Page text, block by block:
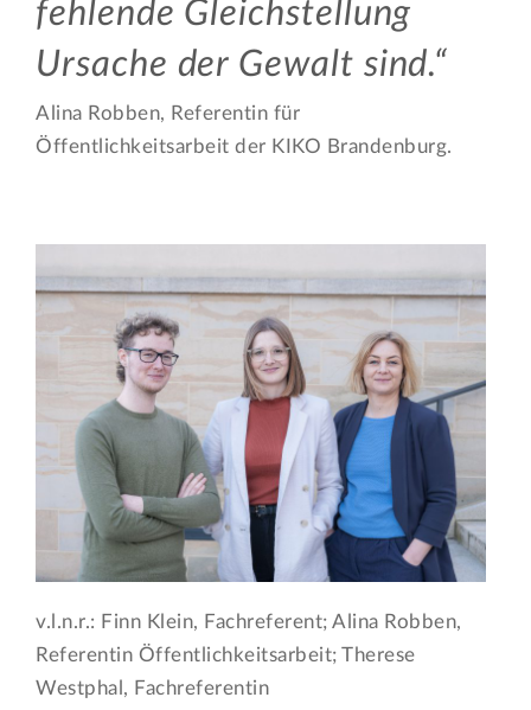
fehlende Gleichstellung
Ursache der Gewalt sind.
Alina Robben, Referentin für
Öffentlichkeitsarbeit der KIKO Brandenburg.
v.l.n.r.: Finn Klein, Fachreferent; Alina Robben,
Referentin Öffentlichkeitsarbeit; Therese
Westphal, Fachreferentin